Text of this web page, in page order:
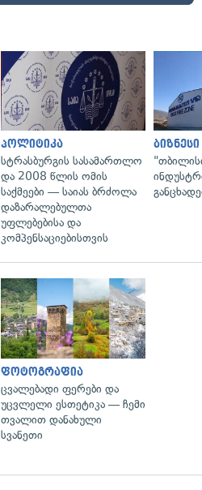
პოლიტიკა
სტრასბურგის სასამართლო
და 2008 წლის ომის
საქმეები — საიას ბრძოლა
დაზარალებულთა
უფლებებისა და
კომპენსაციებისთვის
ბიზნესი
ფოტოგრაფია
ცვალებადი ფერები და
უცვლელი ესთეტიკა — ჩემი
თვალით დანახული
სვანეთი